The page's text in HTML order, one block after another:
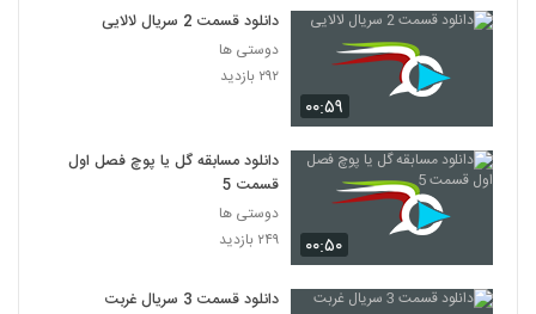
۰۰:۵۹
دانلود قسمت 2 سریال لالایی
دوستی ها
۲۹۲ بازدید
۰۰:۵۰
دانلود مسابقه گل یا پوچ فصل اول
قسمت 5
دوستی ها
۲۴۹ بازدید
دانلود قسمت 3 سریال غربت